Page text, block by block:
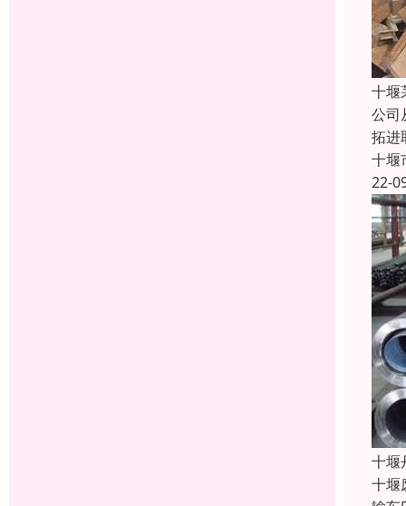
十堰
公司
拓进
十堰
22-
十堰
十堰